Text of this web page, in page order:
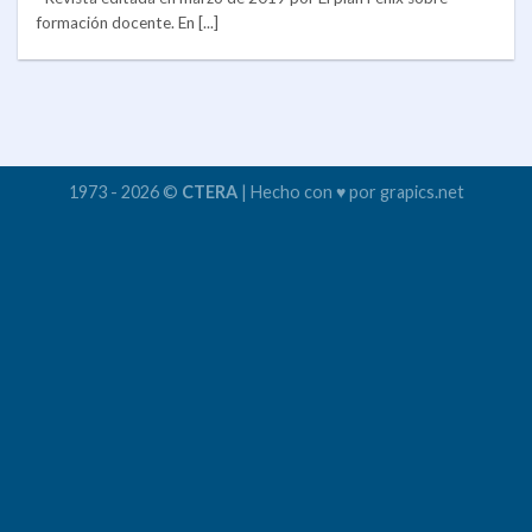
formación docente. En [...]
1973 - 2026 © CTERA| Hecho con ♥ por grapics.net